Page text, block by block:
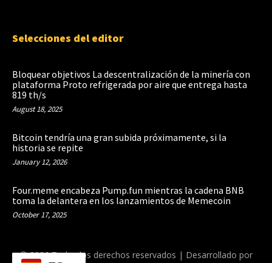
Selecciones del editor
Bloquear objetivos La descentralización de la minería con
plataforma Proto refrigerada por aire que entrega hasta
819 th/s
August 18, 2025
Bitcoin tendría una gran subida próximamente, si la
historia se repite
January 12, 2026
Four.meme encabeza Pump.fun mientras la cadena BNB
toma la delantera en los lanzamientos de Memecoin
October 17, 2025
© 2026 Todos los derechos reservados | Desarrollado por